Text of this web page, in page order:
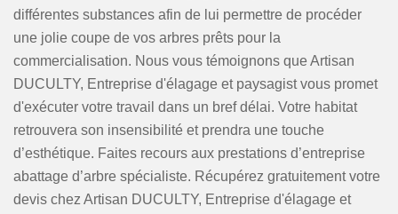
différentes substances afin de lui permettre de procéder
une jolie coupe de vos arbres prêts pour la
commercialisation. Nous vous témoignons que Artisan
DUCULTY, Entreprise d'élagage et paysagist vous promet
d'exécuter votre travail dans un bref délai. Votre habitat
retrouvera son insensibilité et prendra une touche
d’esthétique. Faites recours aux prestations d’entreprise
abattage d’arbre spécialiste. Récupérez gratuitement votre
devis chez Artisan DUCULTY, Entreprise d'élagage et